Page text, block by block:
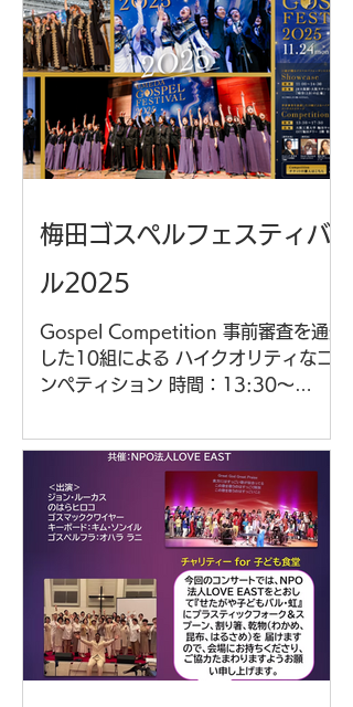
梅田ゴスペルフェスティバ
ル2025​
Gospel Competition 事前審査を通過
した10組による ハイクオリティなコ
ンペティション 時間：13:30～
ンパス OIT梅田タワー 3階 常翔ホー
ル チケット：全席予約制 有料席